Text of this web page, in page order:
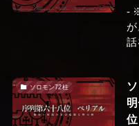
-
話
ソロモン72柱